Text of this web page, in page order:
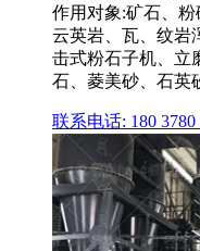
作用对象:矿石、粉
云英岩、瓦、纹岩
击式粉石子机、立
石、菱美砂、石英
联系电话: 180 3780